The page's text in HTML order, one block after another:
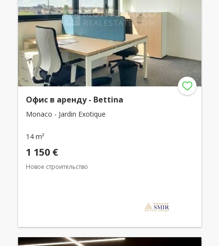
Офис в аренду - Bettina
Monaco - Jardin Exotique
14 m²
1 150 €
Новое строительство